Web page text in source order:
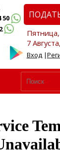
Пятница,
7
Вход|